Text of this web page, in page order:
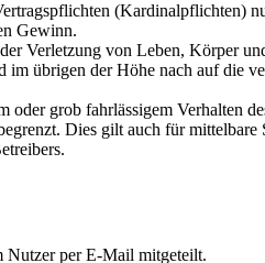
(Kardinalpflichten)
Gewinn.
Verletzung von Leben, Körper
übrigen der Höhe nach auf die
grob fahrlässigem Verhalten
Dies gilt auch für mittelbare
Nutzer per E-Mail mitgeteilt.